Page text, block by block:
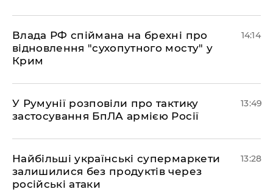
Влада РФ спіймана на брехні про
відновлення "сухопутного мосту" у
Крим
14:14
У Румунії розповіли про тактику
застосування БпЛА армією Росії
13:49
Найбільші українські супермаркети
залишилися без продуктів через
російські атаки
13:28